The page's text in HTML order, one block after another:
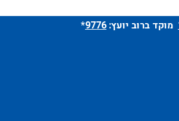
מוקד ברוב יועץ: 9776
*